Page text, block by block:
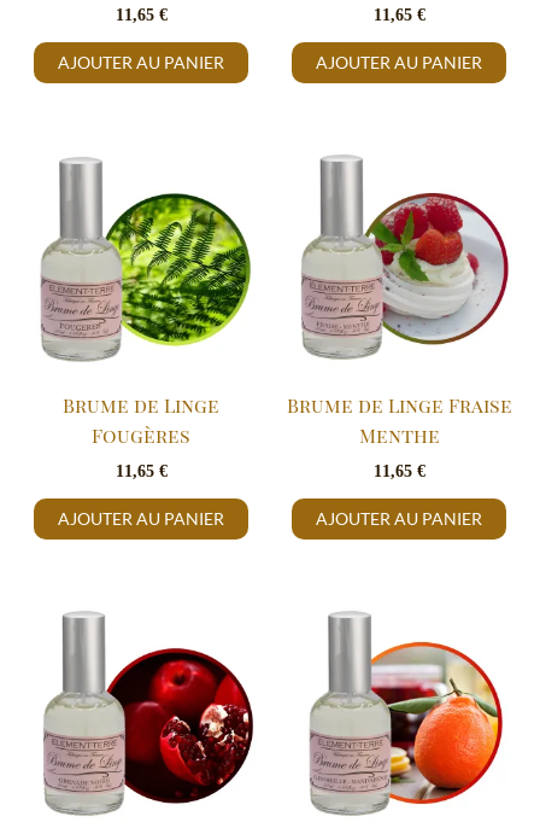
11,65 €
AJOUTER AU PANIER
11,65 €
AJOUTER AU PANIER
Brume de Linge
Fougères
11,65 €
AJOUTER AU PANIER
Brume de Linge Fraise
Menthe
11,65 €
AJOUTER AU PANIER